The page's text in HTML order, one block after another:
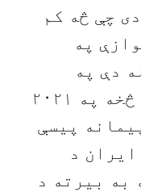
دی چې څه کم
په
دې په
سلګونه ميليارده ډالرو څخه په ۲۰۲۱
پیسې
ايران د
به بيرته د